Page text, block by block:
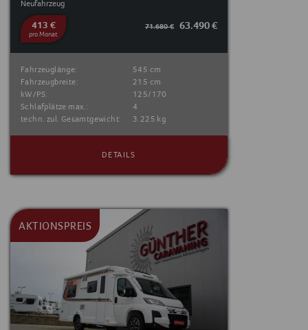
Neufahrzeug
413 €
pro Monat
63.490 €
71.680 €
Fahrzeuglänge:
545 cm
Fahrzeugbreite:
215 cm
kW/PS:
125/170
Schlafplätze max.:
4
techn. zul. Gesamtgewicht:
3.225 kg
DETAILS
AKTIONSPREIS